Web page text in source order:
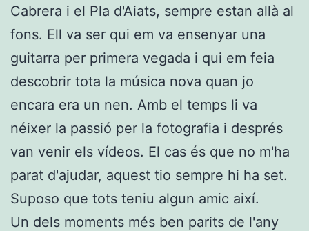
Cabrera i el Pla d'Aiats, sempre estan allà al
fons. Ell va ser qui em va ensenyar una
guitarra per primera vegada i qui em feia
descobrir tota la música nova quan jo
encara era un nen. Amb el temps li va
néixer la passió per la fotografia i després
van venir els vídeos. El cas és que no m'ha
parat d'ajudar, aquest tio sempre hi ha set.
Suposo que tots teniu algun amic així.
Un dels moments més ben parits de l'any